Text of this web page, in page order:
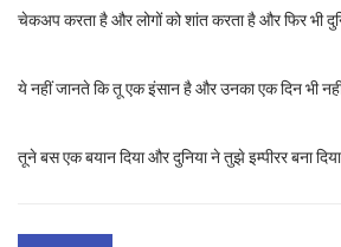
चेकअप करता है और लोगों को शांत करता है और फिर भी
ये नहीं जानते कि तू एक इंसान है और उनका एक दिन भी
तूने बस एक बयान दिया और दुनिया ने तुझे इम्पीरर बना दिया